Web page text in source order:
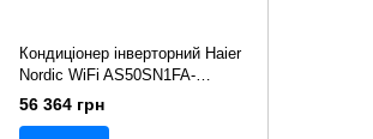
Кондиціонер інверторний Haier
Nordic WiFi AS50SN1FA-
NR(С)/1U50S2SQ1FA-NR
56 364 грн